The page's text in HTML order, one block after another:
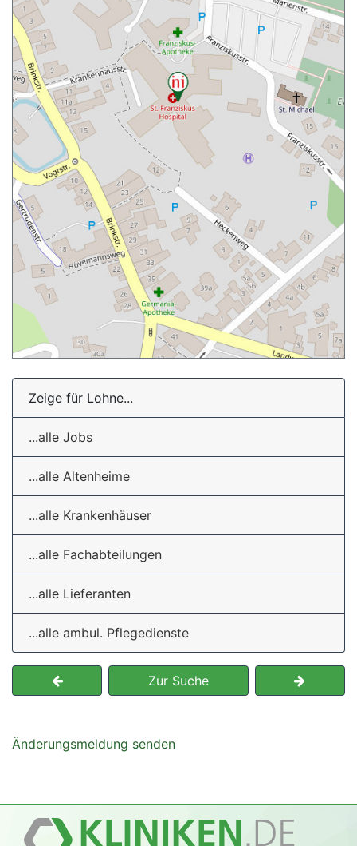
Zeige für Lohne...
...alle Jobs
...alle Altenheime
...alle Krankenhäuser
...alle Fachabteilungen
...alle Lieferanten
...alle ambul. Pflegedienste
Zur Suche
Änderungsmeldung senden